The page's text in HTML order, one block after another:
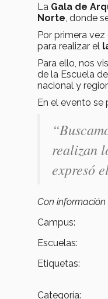
La Gala de
Norte, donde
Por primera
para realizar el
Para ello, nos
de la Escuela
nacional y
En el evento se
realizan
expresó
Con
Campus:
Escuelas:
Etiquetas:
Categoría: